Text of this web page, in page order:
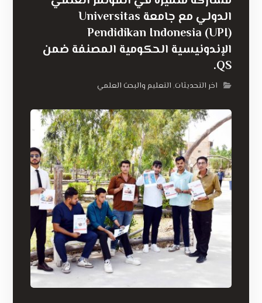
الدولي مع جامعة Universitas
Pendidikan Indonesia (UPI)
الإندونيسية الحكومية المصنفة ضمن
QS.
اخر التحديثات, التعليم والبحث العلمي